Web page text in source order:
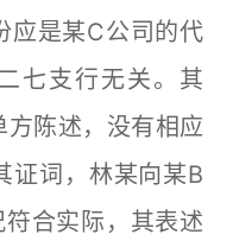
应是某C公司的代
七支行无关。其
陈述，没有相应
证词，林某向某B
合实际，其表述